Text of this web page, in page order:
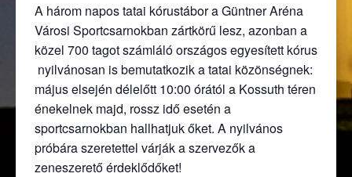
A három napos tatai kórustábor a Güntner Aréna
Városi Sportcsarnokban zártkörű lesz, azonban a
közel 700 tagot számláló országos egyesített kórus
nyilvánosan is bemutatkozik a tatai közönségnek:
május elsején délelőtt 10:00 órától a Kossuth téren
énekelnek majd, rossz idő esetén a
sportcsarnokban hallhatjuk őket. A nyilvános
próbára szeretettel várják a szervezők a
zeneszerető érdeklődőket!